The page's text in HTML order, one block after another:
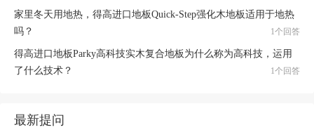
家里冬天用地热，得高进口地板Quick-Step强化木地板适用于地热
吗？
1个回答
得高进口地板Parky高科技实木复合地板为什么称为高科技，运用
了什么技术？
1个回答
最新提问